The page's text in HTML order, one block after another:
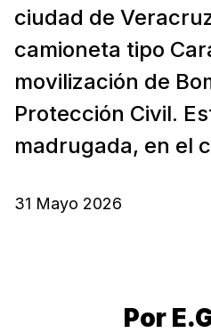
ciudad de
camioneta tipo
movilización de
Protección Civil.
madrugada, en el
31 Mayo 2026
Por